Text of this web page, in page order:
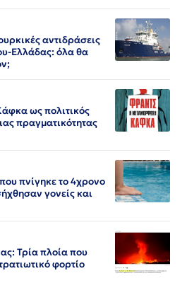
αντιδράσεις
Ελλάδας: όλα θα
ως πολιτικός
πραγματικότητας
πνίγηκε το 4χρονο
γονείς και
Τρία πλοία που
φορτίο